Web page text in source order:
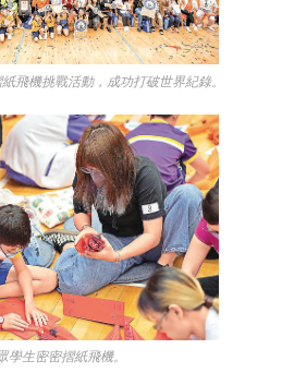
飛機挑戰活動，成功打破世界紀錄。
學生密密摺紙飛機。